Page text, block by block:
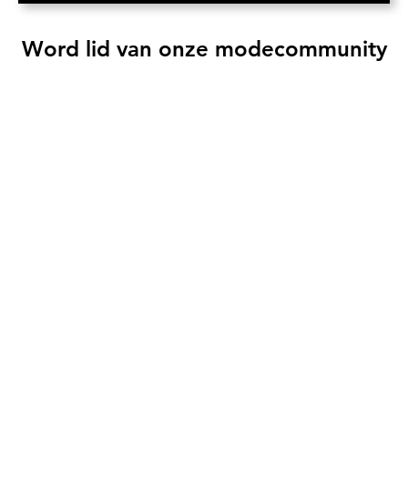
Word lid van onze modecommunity